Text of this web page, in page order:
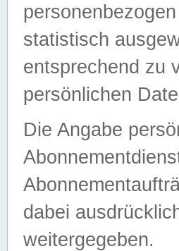
statistisch
entsprechend zu
persönlichen
Die Angabe
dabei
weitergegeben.